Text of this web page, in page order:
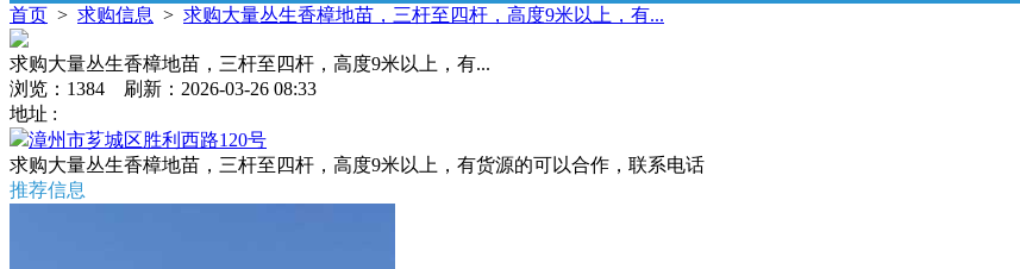
首页 > 求购信息 > 求购大量丛生香樟地苗，三杆至四杆，高度9米以上，有...
求购大量丛生香樟地苗，三杆至四杆，高度9米以上，有...
浏览：1384 刷新：2026-03-26 08:33
地址 :
漳州市芗城区胜利西路120号
求购大量丛生香樟地苗，三杆至四杆，高度9米以上，有货源的可以合作，联系电话
推荐信息